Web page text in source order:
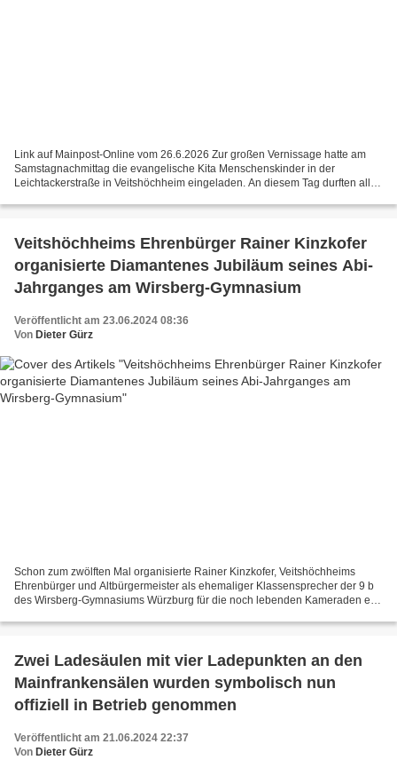
Link auf Mainpost-Online vom 26.6.2026 Zur großen Vernissage hatte am
Samstagnachmittag die evangelische Kita Menschenskinder in der
Leichtackerstraße in Veitshöchheim eingeladen. An diesem Tag durften alle
Veitshöchheims Ehrenbürger Rainer Kinzkofer
organisierte Diamantenes Jubiläum seines Abi-
Jahrganges am Wirsberg-Gymnasium
Veröffentlicht am 23.06.2024 08:36
Von Dieter Gürz
Schon zum zwölften Mal organisierte Rainer Kinzkofer, Veitshöchheims
Ehrenbürger und Altbürgermeister als ehemaliger Klassensprecher der 9 b
des Wirsberg-Gymnasiums Würzburg für die noch lebenden Kameraden ein
Zwei Ladesäulen mit vier Ladepunkten an den
Mainfrankensälen wurden symbolisch nun
offiziell in Betrieb genommen
Veröffentlicht am 21.06.2024 22:37
Von Dieter Gürz